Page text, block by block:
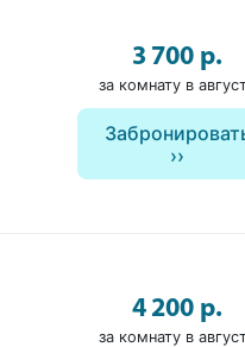
3 700 р.
за комнату в
4 200 р.
за комнату в